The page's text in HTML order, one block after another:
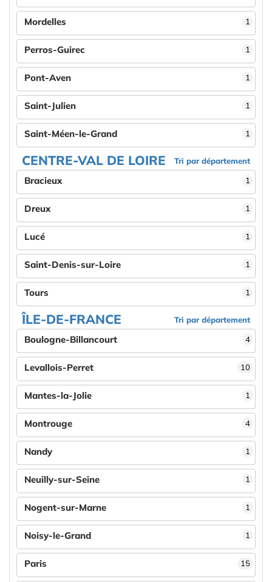
1
Mordelles
1
Perros-Guirec
1
Pont-Aven
1
Saint-Julien
1
Saint-Méen-le-Grand
Tri par département
CENTRE-VAL DE LOIRE
1
Bracieux
1
Dreux
1
Lucé
1
Saint-Denis-sur-Loire
1
Tours
Tri par département
ÎLE-DE-FRANCE
4
Boulogne-Billancourt
10
Levallois-Perret
1
Mantes-la-Jolie
4
Montrouge
1
Nandy
1
Neuilly-sur-Seine
1
Nogent-sur-Marne
1
Noisy-le-Grand
15
Paris